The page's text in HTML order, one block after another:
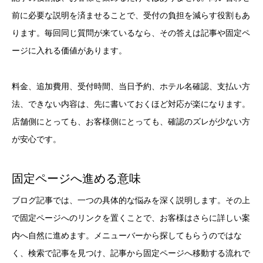
前に必要な説明を済ませることで、受付の負担を減らす役割もあ
ります。毎回同じ質問が来ているなら、その答えは記事や固定ペ
ージに入れる価値があります。
料金、追加費用、受付時間、当日予約、ホテル名確認、支払い方
法、できない内容は、先に書いておくほど対応が楽になります。
店舗側にとっても、お客様側にとっても、確認のズレが少ない方
が安心です。
固定ページへ進める意味
ブログ記事では、一つの具体的な悩みを深く説明します。その上
で固定ページへのリンクを置くことで、お客様はさらに詳しい案
内へ自然に進めます。メニューバーから探してもらうのではな
く、検索で記事を見つけ、記事から固定ページへ移動する流れで